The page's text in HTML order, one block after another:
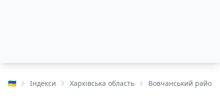
🇺🇦 Індекси Харківська область Вовчанський район